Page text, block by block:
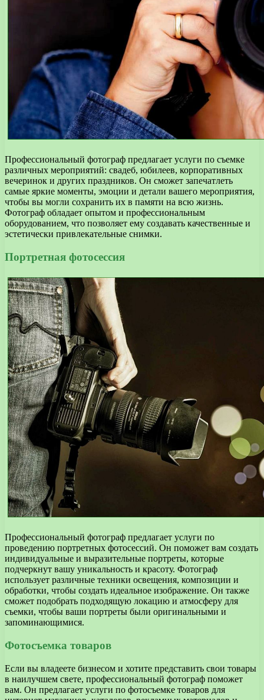
Профессиональный фотограф предлагает услуги по съемке
различных мероприятий: свадеб, юбилеев, корпоративных
вечеринок и других праздников. Он сможет запечатлеть
самые яркие моменты, эмоции и детали вашего мероприятия,
чтобы вы могли сохранить их в памяти на всю жизнь.
Фотограф обладает опытом и профессиональным
оборудованием, что позволяет ему создавать качественные и
эстетически привлекательные снимки.
Портретная фотосессия
Профессиональный фотограф предлагает услуги по
проведению портретных фотосессий. Он поможет вам создать
индивидуальные и выразительные портреты, которые
подчеркнут вашу уникальность и красоту. Фотограф
использует различные техники освещения, композиции и
обработки, чтобы создать идеальное изображение. Он также
сможет подобрать подходящую локацию и атмосферу для
съемки, чтобы ваши портреты были оригинальными и
запоминающимися.
Фотосъемка товаров
Если вы владеете бизнесом и хотите представить свои товары
в наилучшем свете, профессиональный фотограф поможет
вам. Он предлагает услуги по фотосъемке товаров для